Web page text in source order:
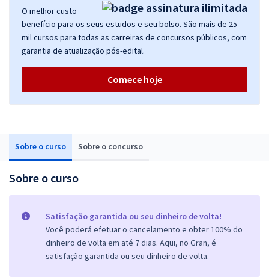
Sobre o curso Sobre o concurso
Sobre o curso
Satisfação garantida ou seu dinheiro de volta!
Você poderá efetuar o cancelamento e obter 100% do
dinheiro de volta em até 7 dias. Aqui, no Gran, é
satisfação garantida ou seu dinheiro de volta.
O melhor custo
benefício para os seus estudos e seu bolso. São mais de 25
mil cursos para todas as carreiras de concursos públicos, com
garantia de atualização pós-edital.
Comece hoje